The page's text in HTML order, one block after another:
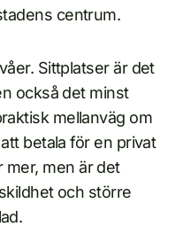
centrum.
Sittplatser är det
också det minst
mellanväg om
betala för en privat
mer, men är det
och större